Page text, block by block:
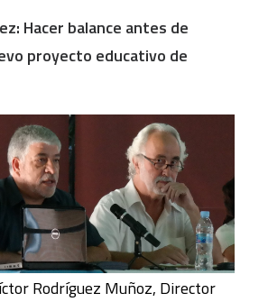
Hacer balance antes de
proyecto educativo de
Rodríguez Muñoz, Director